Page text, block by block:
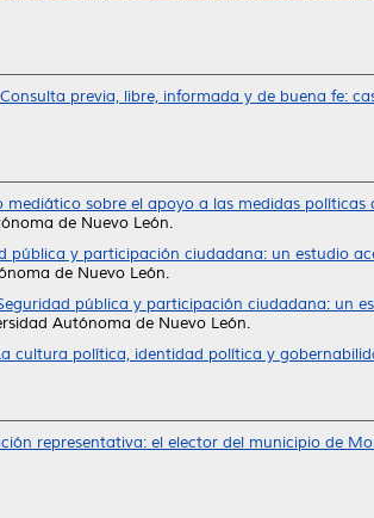
Consulta previa, libre, informada y de buena fe:
mediático sobre el apoyo a las medidas
de Nuevo León.
pública y participación ciudadana: un estudio
de Nuevo León.
pública y participación ciudadana: un
Autónoma de Nuevo León.
cultura política, identidad política y
representativa: el elector del municipio de